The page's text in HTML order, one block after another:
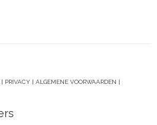
| PRIVACY | ALGEMENE VOORWAARDEN |